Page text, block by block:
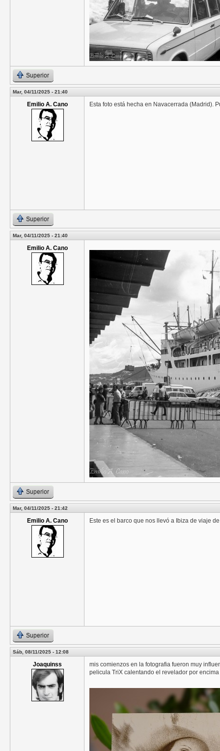
Superior
Mar, 04/11/2025 - 21:40
Emilio A. Cano Esta foto está hecha en Navacerrada (Madrid).
Superior
Mar, 04/11/2025 - 21:40
Emilio A. Cano
Superior
Mar, 04/11/2025 - 21:42
Emilio A. Cano Este es el barco que nos llevó a Ibiza de viaje
Superior
Sáb, 08/11/2025 - 12:08
Joaquinss
mis comienzos en la fotografia fueron muy
pelicula TriX calentando el revelador por